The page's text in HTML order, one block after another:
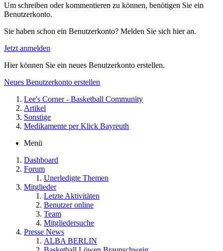
Um schreiben oder kommentieren zu können, benötigen Sie ein
Benutzerkonto.
Sie haben schon ein Benutzerkonto? Melden Sie sich hier an.
Jetzt anmelden
Hier können Sie ein neues Benutzerkonto erstellen.
Neues Benutzerkonto erstellen
Lee's Corner - Basketball Community
Artikel
Sonstige
Medikamente per Klick Bayreuth
Menü
Dashboard
Forum
Unerledigte Themen
Mitglieder
Letzte Aktivitäten
Benutzer online
Team
Mitgliedersuche
Presse News
ALBA BERLIN